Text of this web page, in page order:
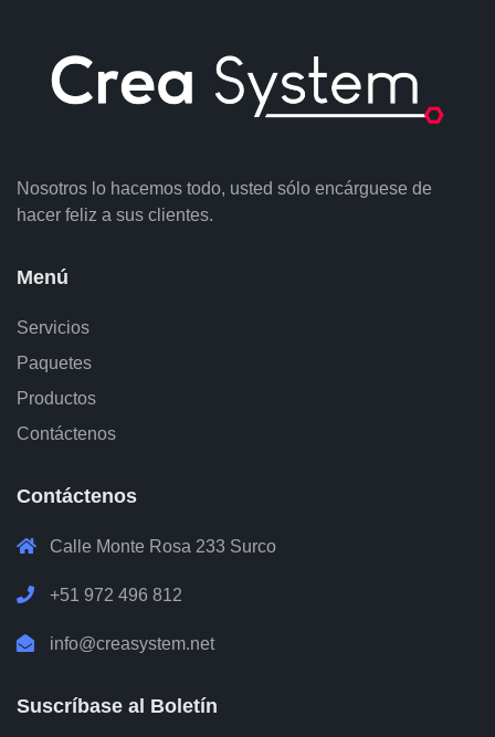
Nosotros lo hacemos todo, usted sólo encárguese de
hacer feliz a sus clientes.
Menú
Servicios
Paquetes
Productos
Contáctenos
Contáctenos
Calle Monte Rosa 233 Surco
+51 972 496 812
info@creasystem.net
Suscríbase al Boletín